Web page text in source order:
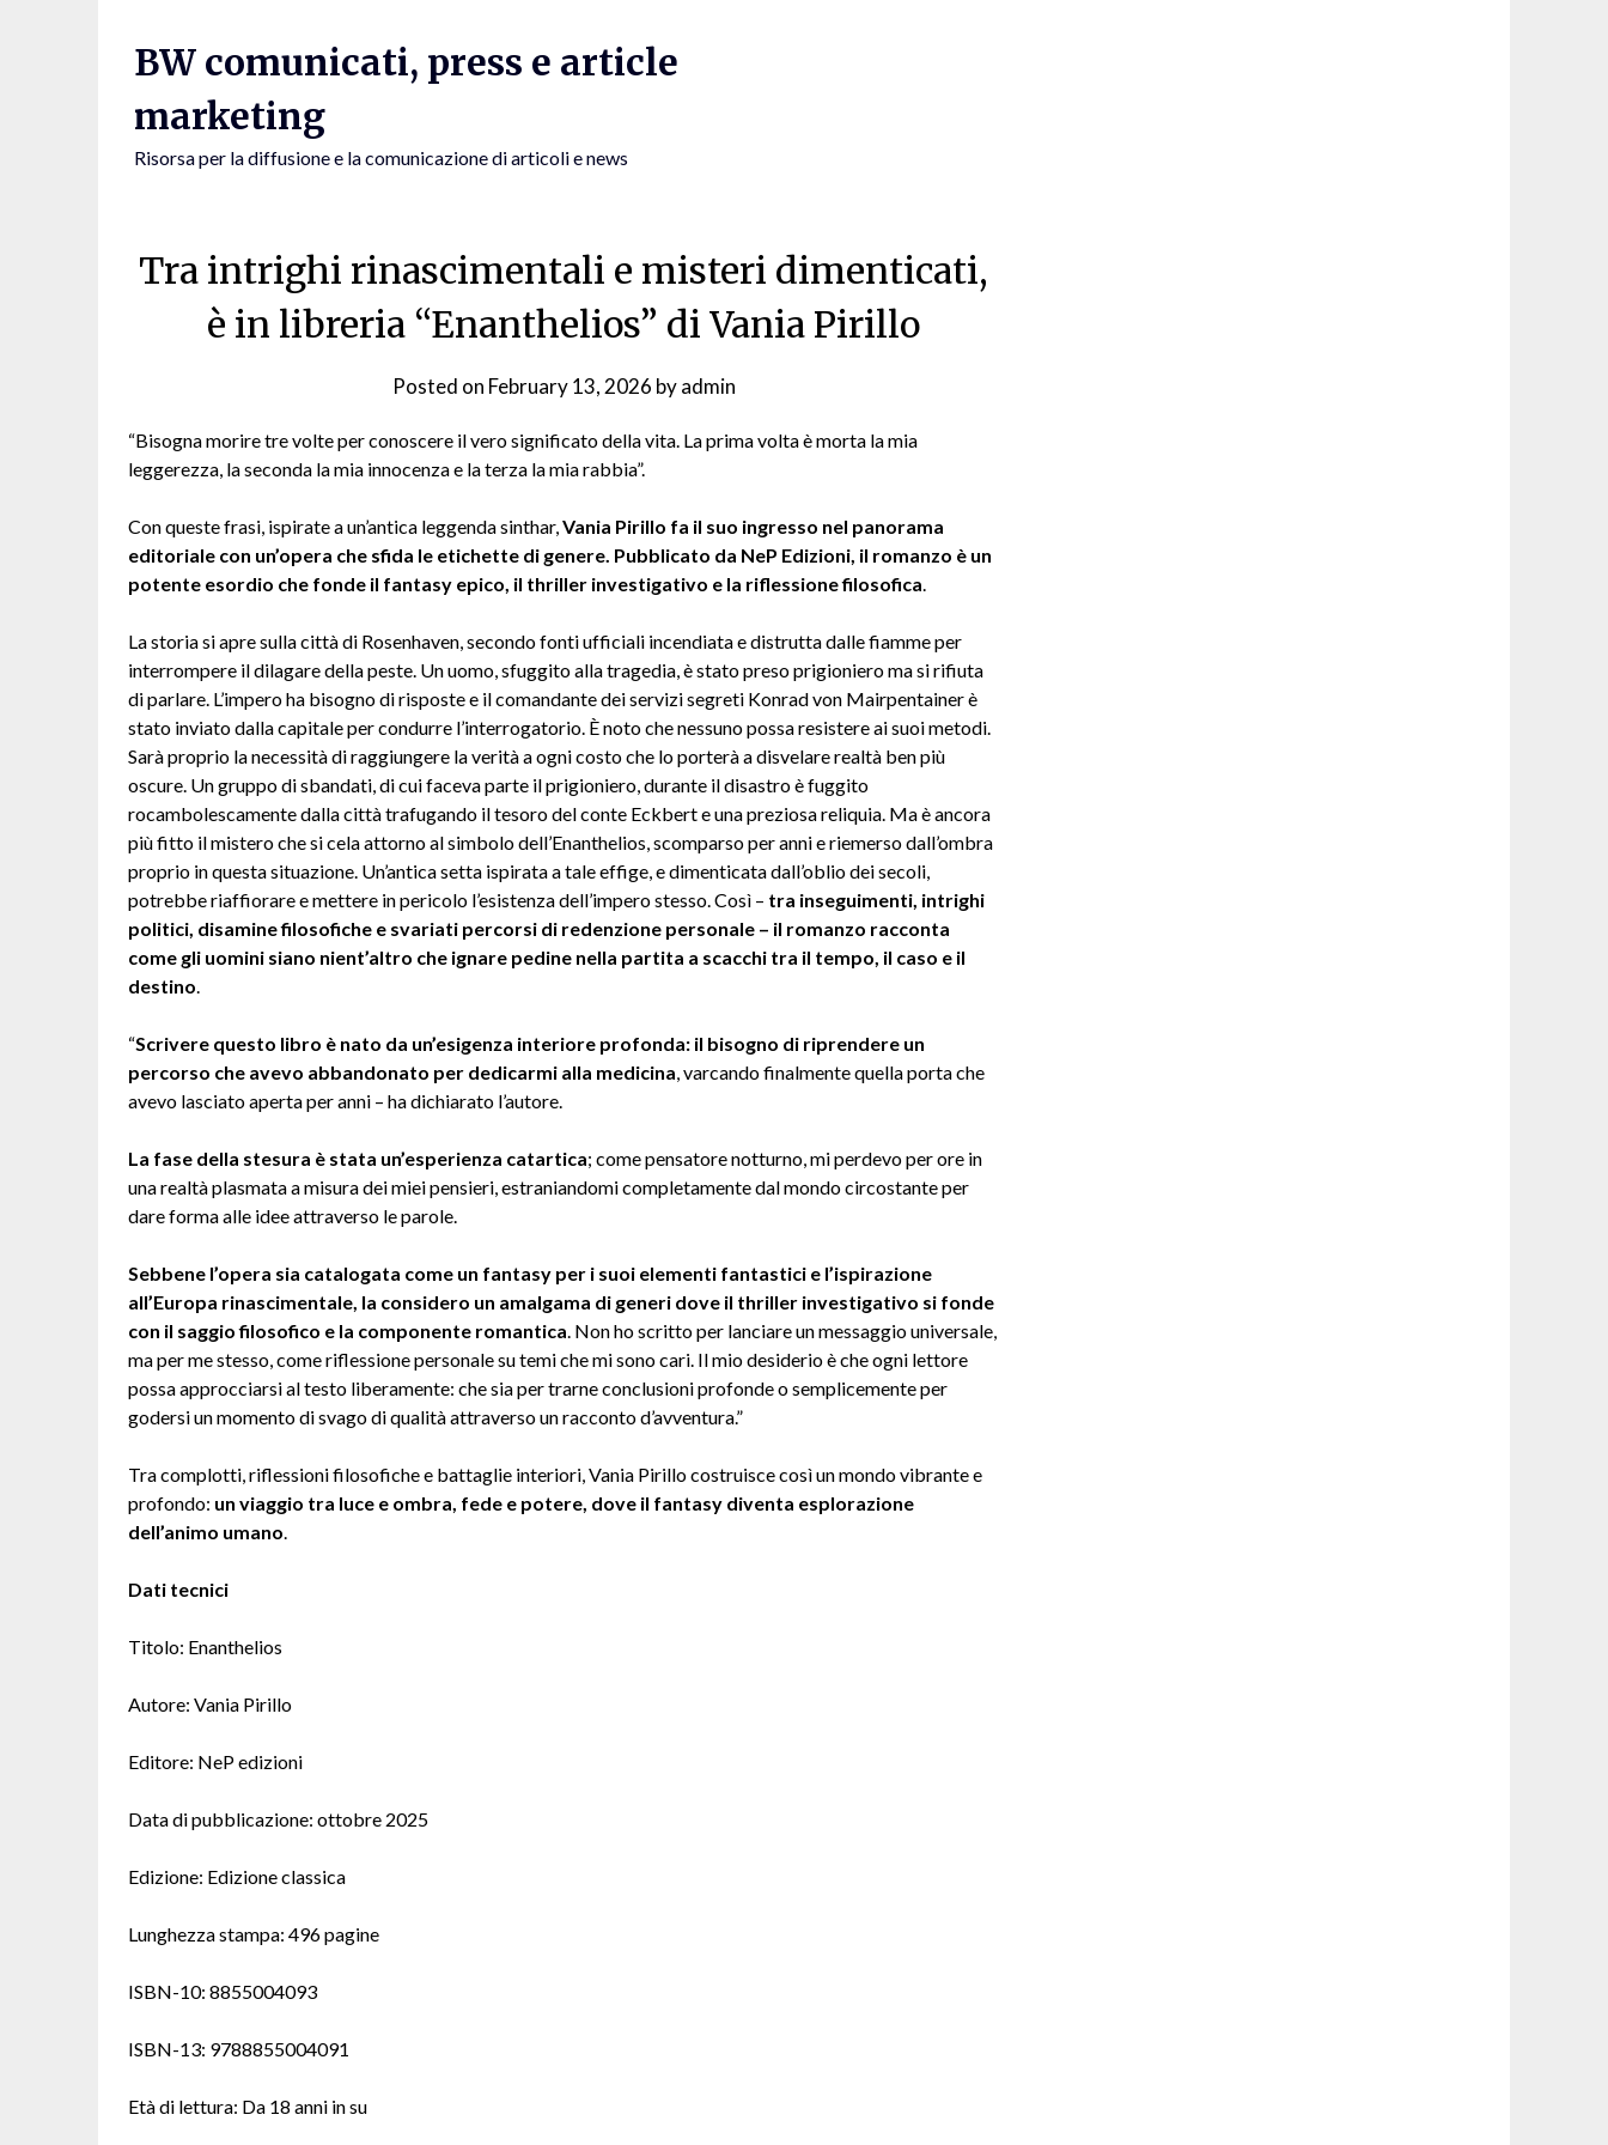
BW comunicati, press e article
marketing
Risorsa per la diffusione e la comunicazione di articoli e news
Tra intrighi rinascimentali e misteri dimenticati,
è in libreria “Enanthelios” di Vania Pirillo
Posted on February 13, 2026 byadmin
“Bisogna morire tre volte per conoscere il vero significato della vita. La prima volta è morta la mia
leggerezza, la seconda la mia innocenza e la terza la mia rabbia”.
Con queste frasi, ispirate a un’antica leggenda sinthar,Vania Pirillo fa il suo ingresso nel panorama
editoriale con un’opera che sfida le etichette di genere. Pubblicato da NeP Edizioni, il romanzo è un
potente esordio che fonde il fantasy epico, il thriller investigativo e la riflessione filosofica.
La storia si apre sulla città di Rosenhaven, secondo fonti ufficiali incendiata e distrutta dalle fiamme per
interrompere il dilagare della peste. Un uomo, sfuggito alla tragedia, è stato preso prigioniero ma si rifiuta
di parlare. L’impero ha bisogno di risposte e il comandante dei servizi segreti Konrad von Mairpentainer è
stato inviato dalla capitale per condurre l’interrogatorio. È noto che nessuno possa resistere ai suoi metodi.
Sarà proprio la necessità di raggiungere la verità a ogni costo che lo porterà a disvelare realtà ben più
oscure. Un gruppo di sbandati, di cui faceva parte il prigioniero, durante il disastro è fuggito
rocambolescamente dalla città trafugando il tesoro del conte Eckbert e una preziosa reliquia. Ma è ancora
più fitto il mistero che si cela attorno al simbolo dell’Enanthelios, scomparso per anni e riemerso dall’ombra
proprio in questa situazione. Un’antica setta ispirata a tale effige, e dimenticata dall’oblio dei secoli,
potrebbe riaffiorare e mettere in pericolo l’esistenza dell’impero stesso. Così – tra inseguimenti, intrighi
politici, disamine filosofiche e svariati percorsi di redenzione personale – il romanzo racconta
come gli uomini siano nient’altro che ignare pedine nella partita a scacchi tra il tempo, il caso e il
destino.
“Scrivere questo libro è nato da un’esigenza interiore profonda: il bisogno di riprendere un
percorso che avevo abbandonato per dedicarmi alla medicina, varcando finalmente quella porta che
avevo lasciato aperta per anni – ha dichiarato l’autore.
La fase della stesura è stata un’esperienza catartica; come pensatore notturno, mi perdevo per ore in
una realtà plasmata a misura dei miei pensieri, estraniandomi completamente dal mondo circostante per
dare forma alle idee attraverso le parole.
Sebbene l’opera sia catalogata come un fantasy per i suoi elementi fantastici e l’ispirazione
all’Europa rinascimentale, la considero un amalgama di generi dove il thriller investigativo si fonde
con il saggio filosofico e la componente romantica. Non ho scritto per lanciare un messaggio universale,
ma per me stesso, come riflessione personale su temi che mi sono cari. Il mio desiderio è che ogni lettore
possa approcciarsi al testo liberamente: che sia per trarne conclusioni profonde o semplicemente per
godersi un momento di svago di qualità attraverso un racconto d’avventura.”
Tra complotti, riflessioni filosofiche e battaglie interiori, Vania Pirillo costruisce così un mondo vibrante e
profondo: un viaggio tra luce e ombra, fede e potere, dove il fantasy diventa esplorazione
dell’animo umano.
Dati tecnici
Titolo: Enanthelios
Autore: Vania Pirillo
Editore: NeP edizioni
Data di pubblicazione: ottobre 2025
Edizione: Edizione classica
Lunghezza stampa: 496 pagine
ISBN-10: 8855004093
ISBN-13: 9788855004091
Età di lettura: Da 18 anni in su